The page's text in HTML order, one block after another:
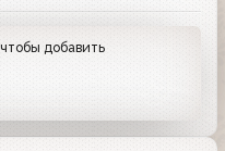
добавить